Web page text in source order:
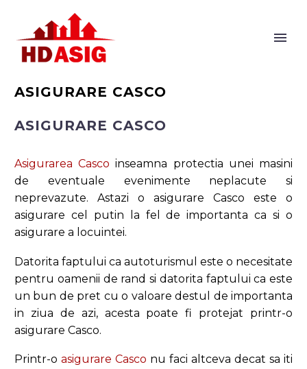
ASIGURARE CASCO
ASIGURARE CASCO
Asigurarea Casco inseamna protectia unei masini
de eventuale evenimente neplacute si
neprevazute. Astazi o asigurare Casco este o
asigurare cel putin la fel de importanta ca si o
asigurare a locuintei.
Datorita faptului ca autoturismul este o necesitate
pentru oamenii de rand si datorita faptului ca este
un bun de pret cu o valoare destul de importanta
in ziua de azi, acesta poate fi protejat printr-o
asigurare Casco.
Printr-o asigurare Casco nu faci altceva decat sa iti